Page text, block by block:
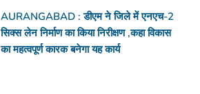
AURANGABAD : डीएम ने जिले में एनएच-2
सिक्स लेन निर्माण का किया निरीक्षण ,कहा विकास
का महत्वपूर्ण कारक बनेगा यह कार्य